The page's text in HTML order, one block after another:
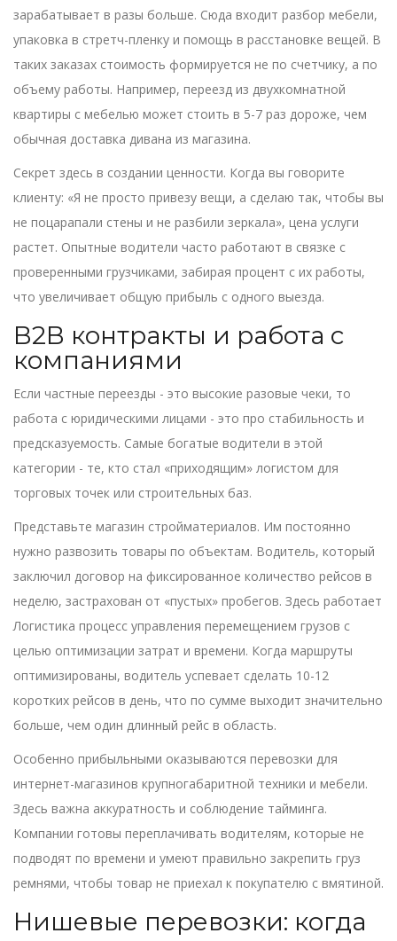
зарабатывает в разы больше. Сюда входит разбор мебели,
упаковка в стретч-пленку и помощь в расстановке вещей. В
таких заказах стоимость формируется не по счетчику, а по
объему работы. Например, переезд из двухкомнатной
квартиры с мебелью может стоить в 5-7 раз дороже, чем
обычная доставка дивана из магазина.
Секрет здесь в создании ценности. Когда вы говорите
клиенту: «Я не просто привезу вещи, а сделаю так, чтобы вы
не поцарапали стены и не разбили зеркала», цена услуги
растет. Опытные водители часто работают в связке с
проверенными грузчиками, забирая процент с их работы,
что увеличивает общую прибыль с одного выезда.
B2B контракты и работа с
компаниями
Если частные переезды - это высокие разовые чеки, то
работа с юридическими лицами - это про стабильность и
предсказуемость. Самые богатые водители в этой
категории - те, кто стал «приходящим» логистом для
торговых точек или строительных баз.
Представьте магазин стройматериалов. Им постоянно
нужно развозить товары по объектам. Водитель, который
заключил договор на фиксированное количество рейсов в
неделю, застрахован от «пустых» пробегов. Здесь работает
Логистика процесс управления перемещением грузов с
целью оптимизации затрат и времени. Когда маршруты
оптимизированы, водитель успевает сделать 10-12
коротких рейсов в день, что по сумме выходит значительно
больше, чем один длинный рейс в область.
Особенно прибыльными оказываются перевозки для
интернет-магазинов крупногабаритной техники и мебели.
Здесь важна аккуратность и соблюдение тайминга.
Компании готовы переплачивать водителям, которые не
подводят по времени и умеют правильно закрепить груз
ремнями, чтобы товар не приехал к покупателю с вмятиной.
Нишевые перевозки: когда